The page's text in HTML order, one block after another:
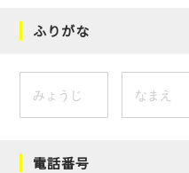
ふりがな
電話番号